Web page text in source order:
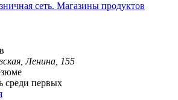
сеть. Магазины продуктов
Ленина, 155
среди первых